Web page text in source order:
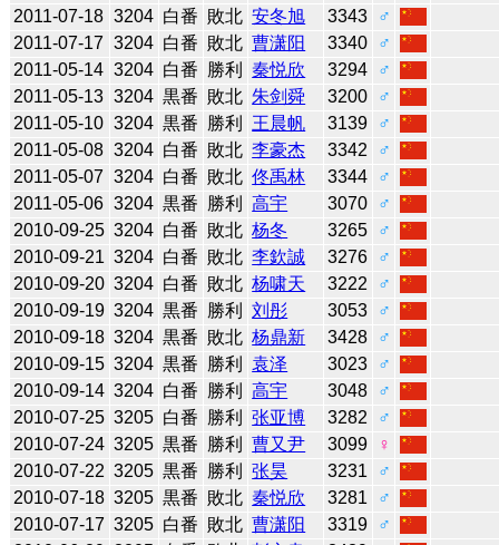
2011-07-18 3204 白番 敗北 安冬旭 3343
♂
2011-07-17 3204 白番 敗北 曹潇阳 3340
♂
2011-05-14 3204 白番 勝利 秦悦欣 3294
♂
2011-05-13 3204 黒番 敗北 朱剑舜 3200
♂
2011-05-10 3204 黒番 勝利 王晨帆 3139
♂
2011-05-08 3204 白番 敗北 李豪杰 3342
♂
2011-05-07 3204 白番 敗北 佟禹林 3344
♂
2011-05-06 3204 黒番 勝利 高宇 3070
♂
2010-09-25 3204 白番 敗北 杨冬 3265
♂
2010-09-21 3204 白番 敗北 李欽誠 3276
♂
2010-09-20 3204 白番 敗北 杨啸天 3222
♂
2010-09-19 3204 黒番 勝利 刘彤 3053
♂
2010-09-18 3204 黒番 敗北 杨鼎新 3428
♂
2010-09-15 3204 黒番 勝利 袁泽 3023
♂
2010-09-14 3204 白番 勝利 高宇 3048
♂
2010-07-25 3205 白番 勝利 张亚博 3282
♂
2010-07-24 3205 黒番 勝利 曹又尹 3099
♀
2010-07-22 3205 黒番 勝利 张昊 3231
♂
2010-07-18 3205 黒番 敗北 秦悦欣 3281
♂
2010-07-17 3205 白番 敗北 曹潇阳 3319
♂